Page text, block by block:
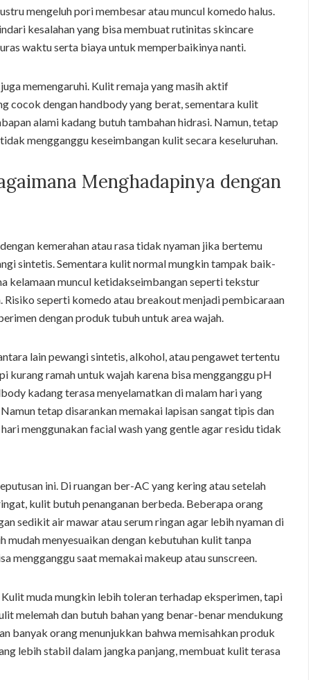
mengeluh pori membesar atau muncul komedo halus.
kesalahan yang bisa membuat rutinitas skincare
waktu serta biaya untuk memperbaikinya nanti.
memengaruhi. Kulit remaja yang masih aktif
cocok dengan handbody yang berat, sementara kulit
alami kadang butuh tambahan hidrasi. Namun, tetap
mengganggu keseimbangan kulit secara keseluruhan.
Menghadapinya dengan
kemerahan atau rasa tidak nyaman jika bertemu
sintetis. Sementara kulit normal mungkin tampak baik-
kelamaan muncul ketidakseimbangan seperti tekstur
seperti komedo atau breakout menjadi pembicaraan
dengan produk tubuh untuk area wajah.
lain pewangi sintetis, alkohol, atau pengawet tertentu
kurang ramah untuk wajah karena bisa mengganggu pH
kadang terasa menyelamatkan di malam hari yang
tetap disarankan memakai lapisan sangat tipis dan
menggunakan facial wash yang gentle agar residu tidak
ini. Di ruangan ber-AC yang kering atau setelah
kulit butuh penanganan berbeda. Beberapa orang
sedikit air mawar atau serum ringan agar lebih nyaman di
mudah menyesuaikan dengan kebutuhan kulit tanpa
mengganggu saat memakai makeup atau sunscreen.
muda mungkin lebih toleran terhadap eksperimen, tapi
melemah dan butuh bahan yang benar-benar mendukung
banyak orang menunjukkan bahwa memisahkan produk
lebih stabil dalam jangka panjang, membuat kulit terasa